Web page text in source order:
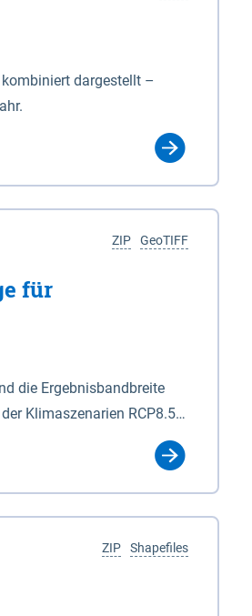
dargestellt –
GeoTIFF
ZIP
für
die Ergebnisbandbreite
Klimaszenarien RCP8.5
Winterhalbjahr
mit Klassenname und
Shapefiles
ZIP